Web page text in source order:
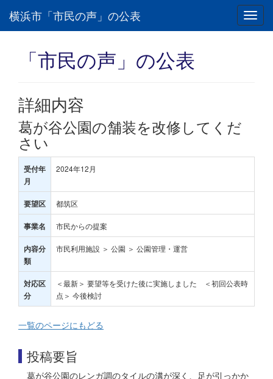
横浜市「市民の声」の公表
「市民の声」の公表
詳細内容
葛が谷公園の舗装を改修してくだ
さい
受付年
月
2024年12月
要望区 都筑区
事業名 市民からの提案
内容分
類
市民利用施設 ＞ 公園 ＞ 公園管理・運営
対応区
分
＜最新＞ 要望等を受けた後に実施しました ＜初回公表時
点＞ 今後検討
一覧のページにもどる
投稿要旨
葛が谷公園のレンガ調のタイルの溝が深く、足が引っかか